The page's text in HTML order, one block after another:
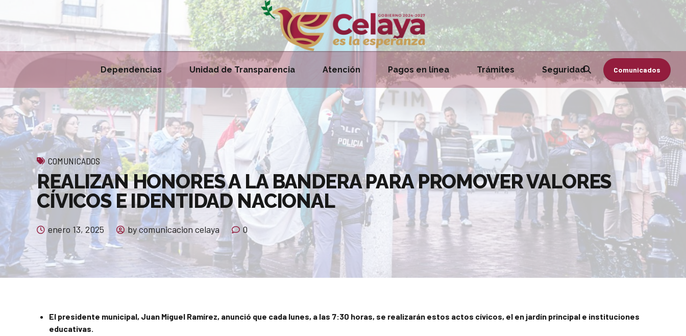
Comunicados
Dependencias Unidad de Transparencia Atención Pagos en línea Trámites Seguridad
COMUNICADOS
REALIZAN HONORES A LA BANDERA PARA PROMOVER VALORES
CÍVICOS E IDENTIDAD NACIONAL
enero 13, 2025 by comunicacion celaya 0
El presidente municipal, Juan Miguel Ramírez, anunció que cada lunes, a las 7:30 horas, se realizarán estos actos cívicos, el en jardín principal e instituciones
educativas.